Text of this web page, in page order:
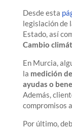
Desde esta
legislación de
Estado, así
Cambio
En Murcia,
la medición
ayudas o
Además,
compromisos
Por último,